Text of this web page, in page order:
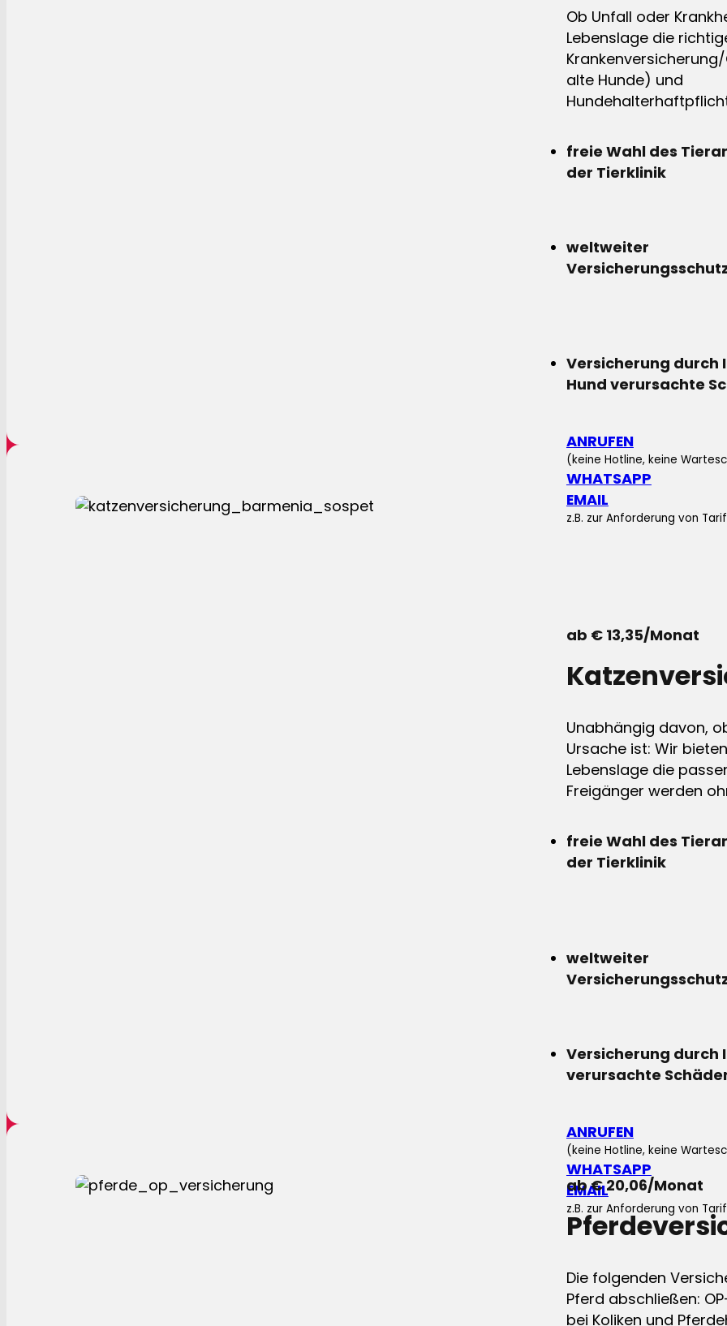
Ob Unfall oder
Lebenslage die
alte Hunde) und
freie Wahl des
der Tierklinik
weltweiter
Versicherung durch
Hund verursachte
ANRUFEN
(keine Hotline, keine
WHATSAPP
EMAIL
z.B. zur Anforderung von
ab € 13,35/Monat
Unabhängig davon,
Ursache ist: Wir
Lebenslage die
Freigänger werden
freie Wahl des
der Tierklinik
weltweiter
Versicherung durch
verursachte
ANRUFEN
(keine Hotline, keine
WHATSAPP
EMAIL
z.B. zur Anforderung von
ab € 20,06/Monat
Die folgenden
Pferd abschließen:
bei Koliken und